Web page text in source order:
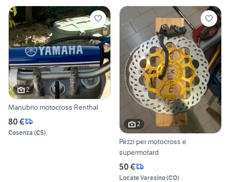
2
Manubrio motocross Renthal
80 €
Cosenza (CS)
2
Pezzi per motocross e
supermotard
50 €
Locate Varesino(CO)